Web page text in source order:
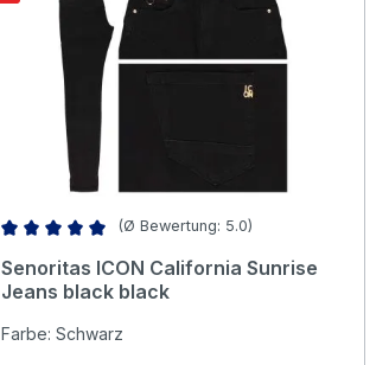
Durchschnittliche Bewertung von 5 von 5
(Ø Bewertung: 5.0)
Senoritas ICON California Sunrise
Jeans black black
Farbe: Schwarz